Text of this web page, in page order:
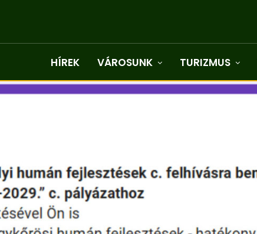
HÍREK VÁROSUNK TURIZMUS